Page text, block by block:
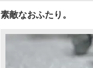
素敵なおふたり。